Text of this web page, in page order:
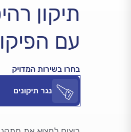
תיקון
עם
בחרו בשירות המדויק
נגר תיקונים